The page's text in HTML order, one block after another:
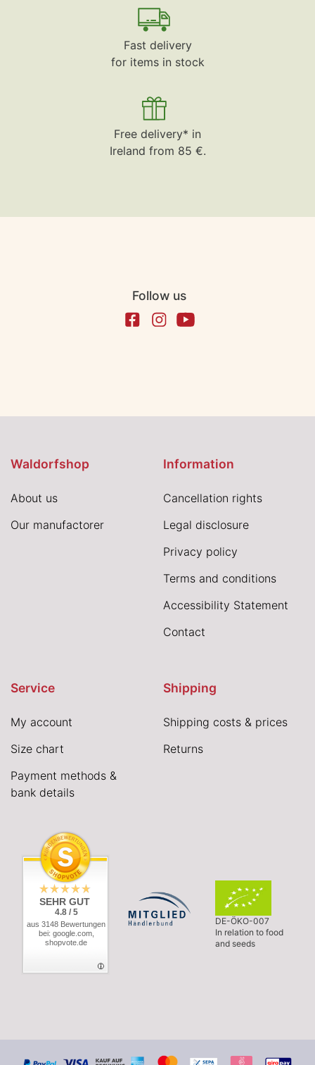
Fast delivery
for items in stock
Free delivery* in
Ireland from 85 €.
Follow us
Waldorfshop
About us
Our manufactorer
Information
Cancellation rights
Legal disclosure
Privacy policy
Terms and conditions
Accessibility Statement
Contact
Service
My account
Size chart
Payment methods &
bank details
Shipping
Shipping costs & prices
Returns
SEHR GUT
4.8 / 5
aus 3148 Bewertungen
bei: google.com,
shopvote.de
DE-ÖKO-007
In relation to food
and seeds